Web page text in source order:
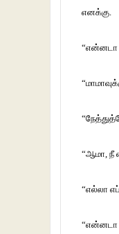
எனக்கு.
“என்னடா
“ஆமா, நீ
“எல்லா
“என்னடா